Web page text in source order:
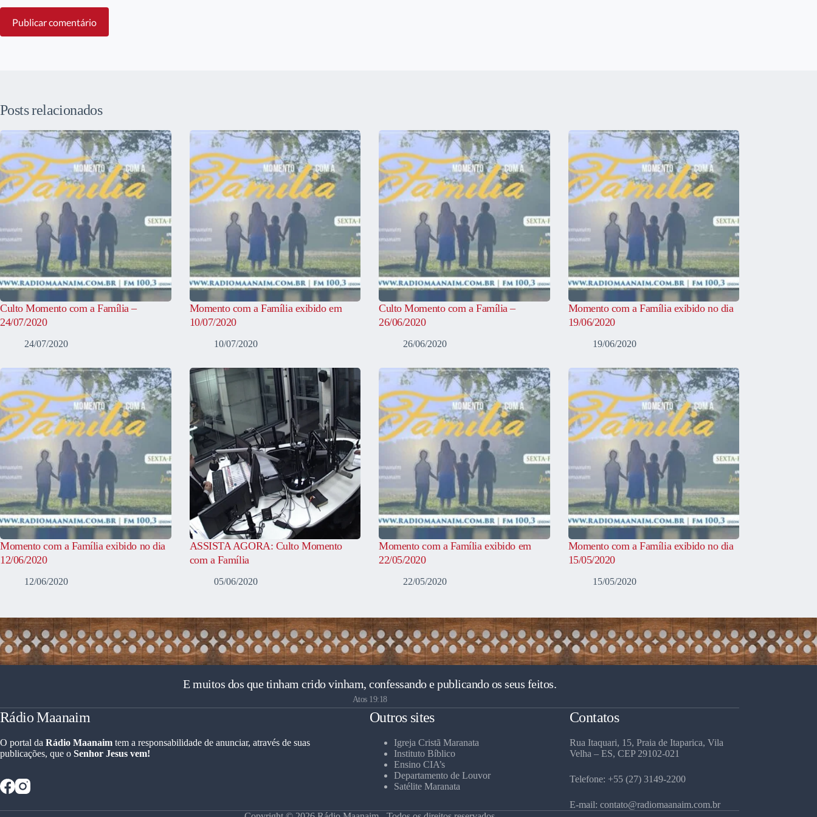
Publicar comentário
Posts relacionados
Culto Momento com a Família –
24/07/2020
24/07/2020
Momento com a Família exibido em
10/07/2020
10/07/2020
Culto Momento com a Família –
26/06/2020
26/06/2020
Momento com a Família exibido no dia
19/06/2020
19/06/2020
Momento com a Família exibido no dia
12/06/2020
12/06/2020
ASSISTA AGORA: Culto Momento
com a Família
05/06/2020
Momento com a Família exibido em
22/05/2020
22/05/2020
Momento com a Família exibido no dia
15/05/2020
15/05/2020
E muitos dos que tinham crido vinham, confessando e publicando os seus feitos.
Atos 19:18
Rádio Maanaim
O portal da Rádio Maanaim tem a responsabilidade de anunciar, através de suas
publicações, que o Senhor Jesus vem!
Outros sites
Igreja Cristã Maranata
Instituto Bíblico
Ensino CIA’s
Departamento de Louvor
Satélite Maranata
Contatos
Rua Itaquari, 15, Praia de Itaparica, Vila
Velha – ES, CEP 29102-021
Telefone: +55 (27) 3149-2200
E-mail: contato@radiomaanaim.com.br